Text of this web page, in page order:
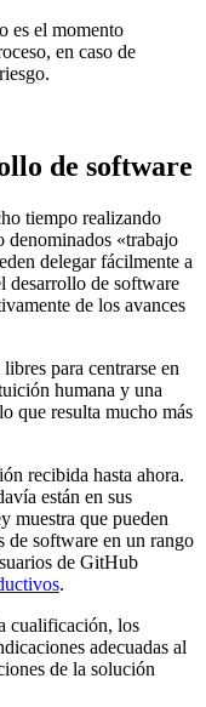
es el momento
en caso de
de software
tiempo realizando
denominados «trabajo
delegar fácilmente a
desarrollo de software
de los avances
para centrarse en
humana y una
que resulta mucho más
recibida hasta ahora.
están en sus
muestra que pueden
de software en un rango
de GitHub
.
cualificación, los
adecuadas al
de la solución